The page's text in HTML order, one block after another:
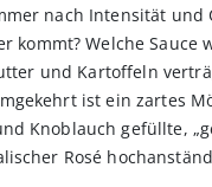
nach Intensität
kommt? Welche
und Kartoffeln
ist ein zartes
Knoblauch gefüllte,
Rosé